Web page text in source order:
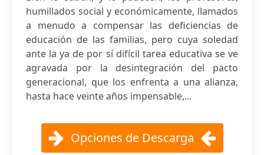
humillados social y económicamente, llamados
a menudo a compensar las deficiencias de
educación de las familias, pero cuya soledad
ante la ya de por sí difícil tarea educativa se ve
agravada por la desintegración del pacto
generacional, que los enfrenta a una alianza,
hasta hace veinte años impensable,...
Opciones de Descarga